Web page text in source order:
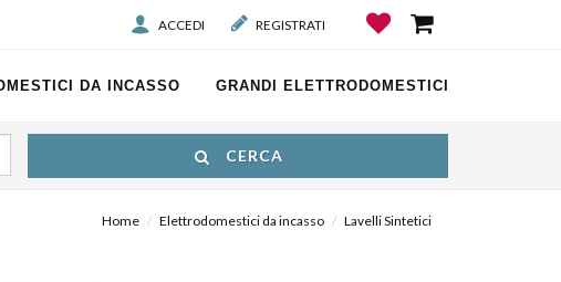
ACCEDI REGISTRATI
DA INCASSO GRANDI ELETTRODOMESTICI
CERCA
Home Elettrodomestici da incasso Lavelli Sintetici